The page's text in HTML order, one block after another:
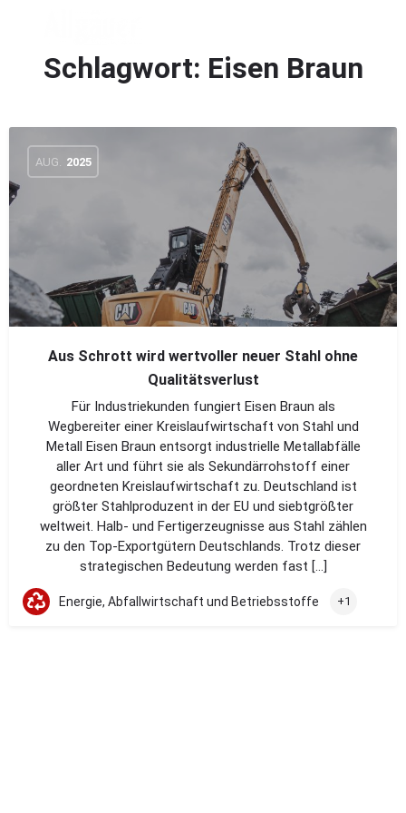
Schlagwort: Eisen Braun
AUG. 2025
Aus Schrott wird wertvoller neuer Stahl ohne
Qualitätsverlust
Für Industriekunden fungiert Eisen Braun als
Wegbereiter einer Kreislaufwirtschaft von Stahl und
Metall Eisen Braun entsorgt industrielle Metallabfälle
aller Art und führt sie als Sekundärrohstoff einer
geordneten Kreislaufwirtschaft zu. Deutschland ist
größter Stahlproduzent in der EU und siebtgrößter
weltweit. Halb- und Fertigerzeugnisse aus Stahl zählen
zu den Top-Exportgütern Deutschlands. Trotz dieser
strategischen Bedeutung werden fast […]
Energie, Abfallwirtschaft und Betriebsstoffe +1